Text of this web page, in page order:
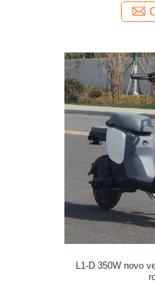
L1-D 350W novo